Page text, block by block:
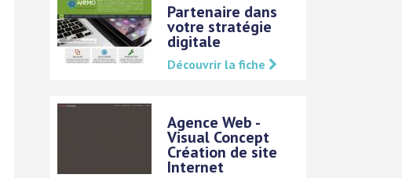
Partenaire dans
votre stratégie
digitale
Découvrir la fiche
Agence Web -
Visual Concept
Création de site
Internet